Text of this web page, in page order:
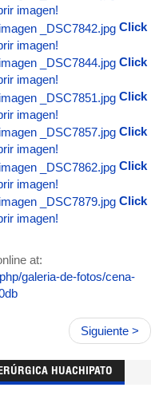
imagen!
Click
imagen!
Click
imagen!
Click
imagen!
Click
imagen!
Click
imagen!
Click
imagen!
at:
galeria-de-fotos/cena-
Siguiente >
HUACHIPATO